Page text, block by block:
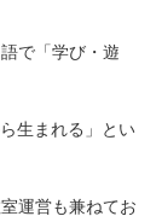
で「学び・遊
生まれる」とい
運営も兼ねてお